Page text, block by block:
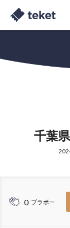
千葉
0 ブラボー